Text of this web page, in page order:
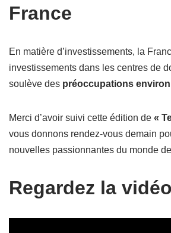
France
En matière d’investissements, la
investissements dans les centres de
soulève des préoccupations
Merci d’avoir suivi cette édition de «
vous donnons rendez-vous demain
nouvelles passionnantes du monde
Regardez la